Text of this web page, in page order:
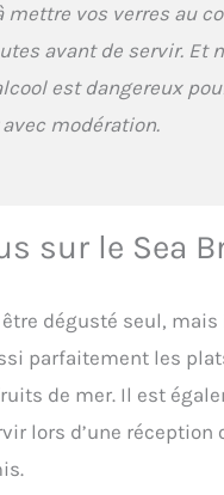
mettre vos verres au
avant de servir. Et
est dangereux
modération.
sur le Sea
dégusté seul, mais
parfaitement les
de mer. Il est
lors d’une réception